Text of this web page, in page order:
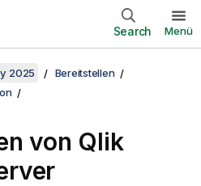
Search Menü
2025
Bereitstellen
von Qlik